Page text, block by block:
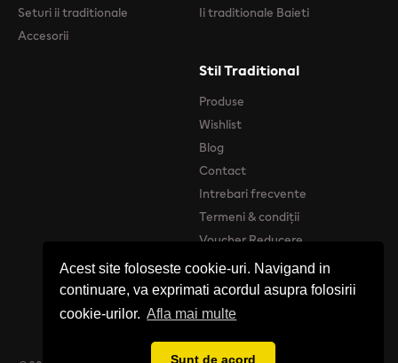
Acest site foloseste cookie-uri. Navigand in
continuare, va exprimati acordul asupra folosirii
cookie-urilor. Afla mai multe
Sunt de acord
Seturi ii traditionale
Accesorii
Ii traditionale Baieti
Stil Traditional
Produse
Wishlist
Blog
Contact
Intrebari frecvente
Termeni & condiții
Voucher Reducere